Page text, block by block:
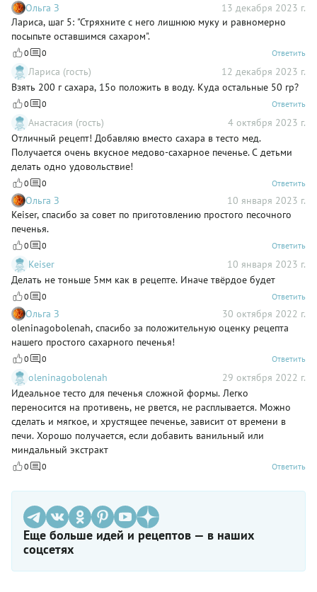
Ольга З
13 декабря 2023 г.
Лариса, шаг 5: "Стряхните с него лишнюю муку и равномерно
посыпьте оставшимся сахаром".
0 0 Ответить
Лариса (гость)
12 декабря 2023 г.
Взять 200 г сахара, 15о положить в воду. Куда остальные 50 гр?
0 0 Ответить
Анастасия (гость)
4 октября 2023 г.
Отличный рецепт! Добавляю вместо сахара в тесто мед.
Получается очень вкусное медово-сахарное печенье. С детьми
делать одно удовольствие!
0 0 Ответить
Ольга З
10 января 2023 г.
Keiser, спасибо за совет по приготовлению простого песочного
печенья.
0 0 Ответить
Keiser
10 января 2023 г.
Делать не тоньше 5мм как в рецепте. Иначе твёрдое будет
0 0 Ответить
Ольга З
30 октября 2022 г.
oleninagobolenah, спасибо за положительную оценку рецепта
нашего простого сахарного печенья!
0 0 Ответить
oleninagobolenah
29 октября 2022 г.
Идеальное тесто для печенья сложной формы. Легко
переносится на противень, не рвется, не расплывается. Можно
сделать и мягкое, и хрустящее печенье, зависит от времени в
печи. Хорошо получается, если добавить ванильный или
миндальный экстракт
0 0 Ответить
Еще больше идей и рецептов — в наших
соцсетях